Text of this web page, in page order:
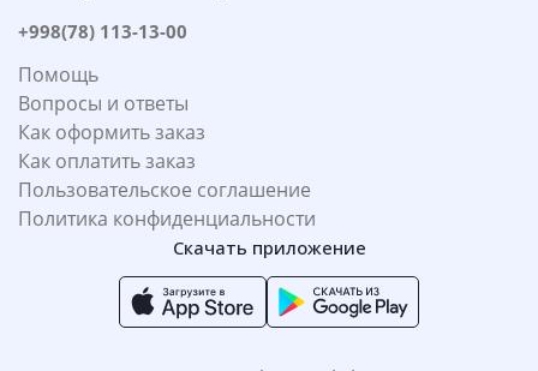
+998(78) 113-13-00
Помощь
Вопросы и ответы
Как оформить заказ
Как оплатить заказ
Пользовательское соглашение
Политика конфиденциальности
Скачать приложение